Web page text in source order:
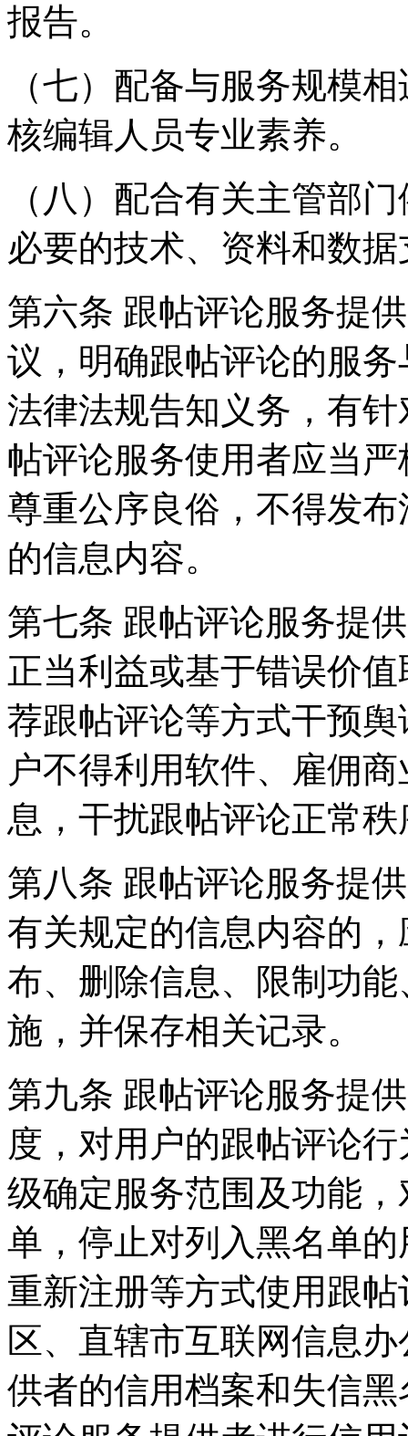
报告。
（七）配备与服务规模
核编辑人员专业素养。
（八）配合有关主管部
必要的技术、资料和数
第六条 跟帖评论服务提
议，明确跟帖评论的服
法律法规告知义务，有
帖评论服务使用者应当
尊重公序良俗，不得发
的信息内容。
第七条 跟帖评论服务提
正当利益或基于错误价
荐跟帖评论等方式干预
户不得利用软件、雇佣
息，干扰跟帖评论正常
第八条 跟帖评论服务提
有关规定的信息内容的
布、删除信息、限制功
施，并保存相关记录。
第九条 跟帖评论服务提
度，对用户的跟帖评论
级确定服务范围及功能
单，停止对列入黑名单
重新注册等方式使用跟
区、直辖市互联网信息
供者的信用档案和失信